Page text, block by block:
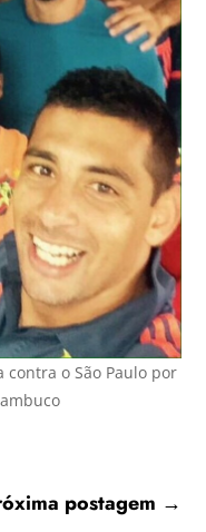
contra o São Paulo por
postagem →